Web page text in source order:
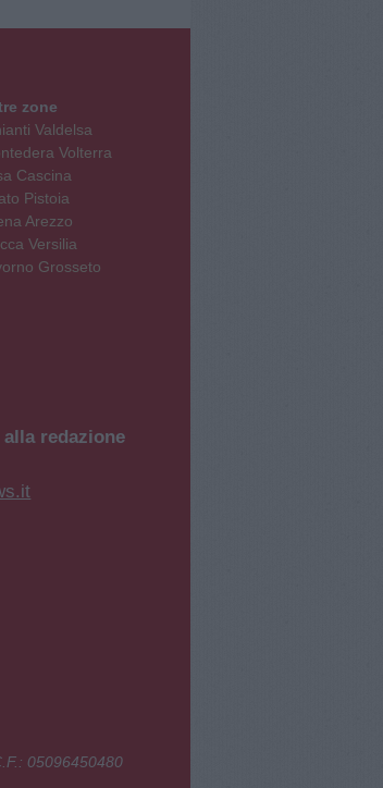
zone
Valdelsa
Volterra
Cascina
Pistoia
Arezzo
Versilia
Grosseto
redazione
05096450480